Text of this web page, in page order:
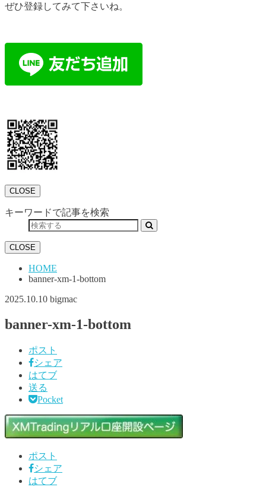
ぜひ登録してみて下さいね。
CLOSE
キーワードで記事を検索
CLOSE
HOME
banner-xm-1-bottom
2025.10.10 bigmac
banner-xm-1-bottom
ポスト
シェア
はてブ
送る
Pocket
ポスト
シェア
はてブ